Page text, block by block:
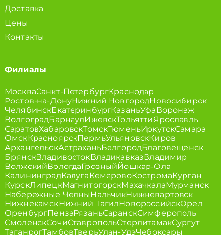
Доставка
Цены
Контакты
Филиалы
МоскваСанкт-ПетербургКраснодар
Ростов-на-ДонуНижний НовгородНовосибирск
ЧелябинскЕкатеринбургКазаньУфаВоронеж
ВолгоградБарнаулИжевскТольяттиЯрославль
СаратовХабаровскТомскТюменьИркутскСамара
ОмскКрасноярскПермьУльяновскКиров
АрхангельскАстраханьБелгородБлаговещенск
БрянскВладивостокВладикавказВладимир
ВолжскийВологдаГрозныйЙошкар-Ола
КалининградКалугаКемеровоКостромаКурган
КурскЛипецкМагнитогорскМахачкалаМурманск
Набережные ЧелныНальчикНижневартовск
НижнекамскНижний ТагилНовороссийскОрёл
ОренбургПензаРязаньСаранскСимферополь
СмоленскСочиСтавропольСтерлитамакСургут
ТаганрогТамбовТверьУлан-УдэЧебоксары